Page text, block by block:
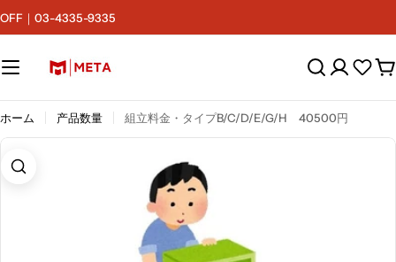
ン
ン
ツ
ス
｜03-4335-9335
カ
ホーム 产品数量 組立料金・タイプB/C/D/E/G/H 40500円
画像0をモーダルで開く